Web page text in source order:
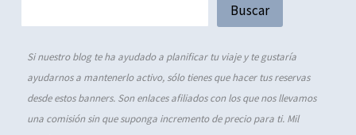
Buscar
Si nuestro blog te ha ayudado a planificar tu viaje y te gustaría
ayudarnos a mantenerlo activo, sólo tienes que hacer tus reservas
desde estos banners. Son enlaces afiliados con los que nos llevamos
una comisión sin que suponga incremento de precio para ti. Mil